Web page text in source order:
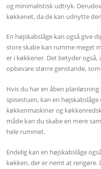
og minimalistisk udtryk.
køkkenet, da de kan udnytte
En højskabslåge kan også give
store skabe kan rumme meget
er i køkkener. Det betyder
opbevare større genstande,
Hvis du har en åben
spisestuen, kan en
køkkenmaskiner og
måde kan du skabe en mere
hele rummet.
Endelig kan en højskabslåge
køkken, der er nemt at rengøre.